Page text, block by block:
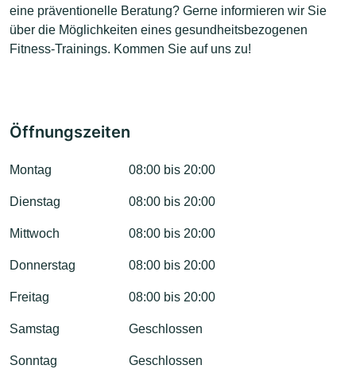
eine präventionelle Beratung? Gerne informieren wir Sie
über die Möglichkeiten eines gesundheitsbezogenen
Fitness-Trainings. Kommen Sie auf uns zu!
Öffnungszeiten
Montag 08:00 bis 20:00
Dienstag 08:00 bis 20:00
Mittwoch 08:00 bis 20:00
Donnerstag 08:00 bis 20:00
Freitag 08:00 bis 20:00
Samstag Geschlossen
Sonntag Geschlossen